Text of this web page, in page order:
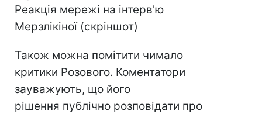
Реакція мережі на інтерв'ю
Мерзлікіної (скріншот)
Також можна помітити чимало
критики Розового. Коментатори
зауважують, що його
рішення публічно розповідати про